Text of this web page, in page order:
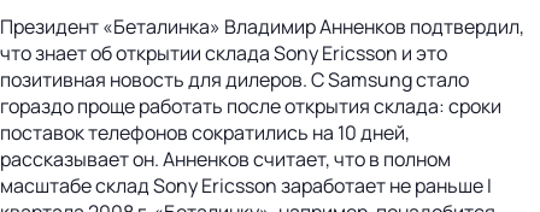
Президент «Беталинка» Владимир Анненков подтвердил,
что знает об открытии склада Sony Ericsson и это
позитивная новость для дилеров. С Samsung стало
гораздо проще работать после открытия склада: сроки
поставок телефонов сократились на 10 дней,
рассказывает он. Анненков считает, что в полном
масштабе склад Sony Ericsson заработает не раньше I